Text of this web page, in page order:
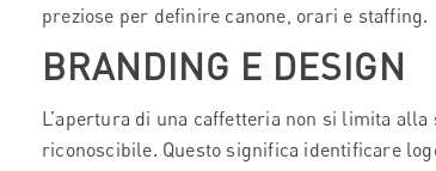
preziose per definire canone, orari e staffing.
BRANDING E DESIGN
L’apertura di una caffetteria non si limita
riconoscibile. Questo significa identificare